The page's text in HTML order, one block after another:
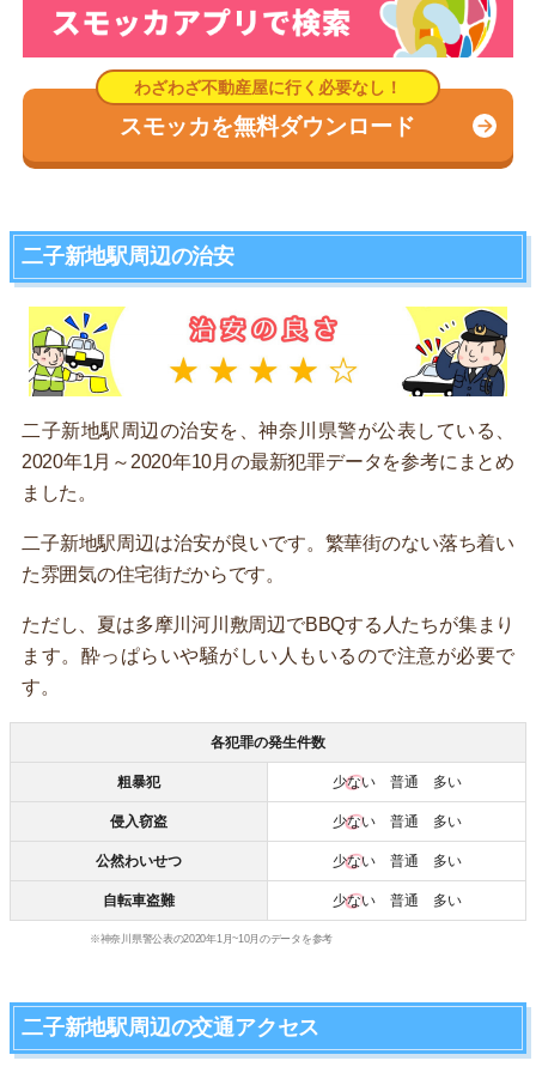
スモッカを無料ダウンロード
二子新地駅周辺の治安
二子新地駅周辺の治安を、神奈川県警が公表している、
2020年1月～2020年10月の最新犯罪データを参考にまとめ
ました。
二子新地駅周辺は治安が良いです。繁華街のない落ち着い
た雰囲気の住宅街だからです。
ただし、夏は多摩川河川敷周辺でBBQする人たちが集まり
ます。酔っぱらいや騒がしい人もいるので注意が必要で
す。
各犯罪の発生件数
粗暴犯 少ない普通 多い
侵入窃盗 少ない普通 多い
公然わいせつ 少ない普通 多い
自転車盗難 少ない普通 多い
※神奈川県警公表の2020年1月~10月のデータを参考
二子新地駅周辺の交通アクセス